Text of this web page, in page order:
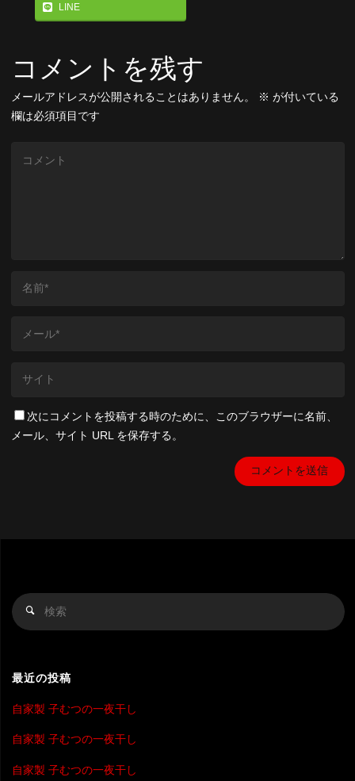
LINE
コメントを残す
メールアドレスが公開されることはありません。 ※ が付いている
欄は必須項目です
次にコメントを投稿する時のために、このブラウザーに名前、
メール、サイト URL を保存する。
索
検
最近の投稿
自家製 子むつの一夜干し
自家製 子むつの一夜干し
自家製 子むつの一夜干し